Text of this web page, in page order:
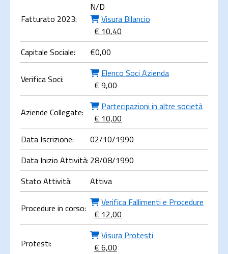
Fatturato 2023:
N/D
Visura Bilancio
€ 10,40
Capitale Sociale:
€0,00
Verifica Soci:
Elenco Soci Azienda
€ 9,00
Aziende Collegate:
Partecipazioni in altre società
€ 10,00
Data Iscrizione:
02/10/1990
Data Inizio Attività: 28/08/1990
Stato Attività:
Attiva
Procedure in corso:
Verifica Fallimenti e Procedure
€ 12,00
Protesti:
Visura Protesti
€ 6,00